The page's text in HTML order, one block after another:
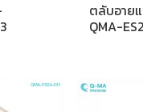
ตลับอาย
QMA-